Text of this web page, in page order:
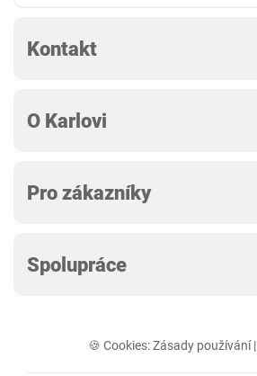
Kontakt
O Karlovi
Pro zákazníky
Spolupráce
🍪 Cookies:Zásady používání|